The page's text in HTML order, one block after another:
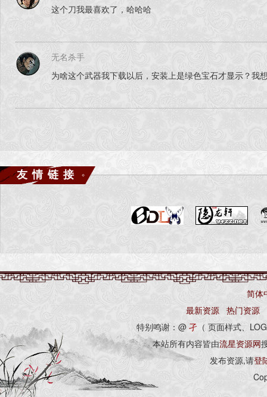
这个刀我最喜欢了，哈哈哈
无名杀手
为啥这个武器我下载以后，安装上是绿色宝石才显示？我
友情链接
简体
最新资源 热门资源
特别鸣谢：@ 孑 （ 页面样式、
本站所有内容皆由流星资源网
发布资源,请登